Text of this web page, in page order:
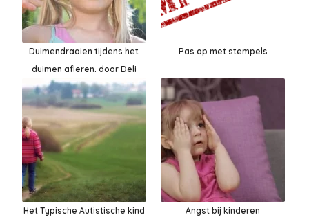
Duimendraaien tijdens het
duimen afleren. door Deli
Pas op met stempels
Het Typische Autistische kind Angst bij kinderen